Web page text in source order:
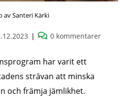
av Santeri Kärki
0 kommentarer
har varit ett
strävan att minska
och främja jämlikhet.